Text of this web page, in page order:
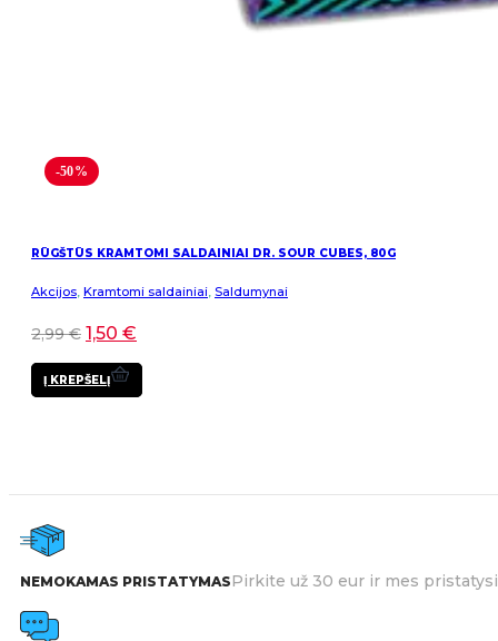
-50%
RŪGŠTŪS KRAMTOMI SALDAINIAI DR. SOUR CUBES, 80G
Akcijos Kramtomi saldainiai Saldumynai
2,99€ 1,50 €
Į KREPŠELĮ
NEMOKAMAS PRISTATYMASPirkite už 30 eur ir mes